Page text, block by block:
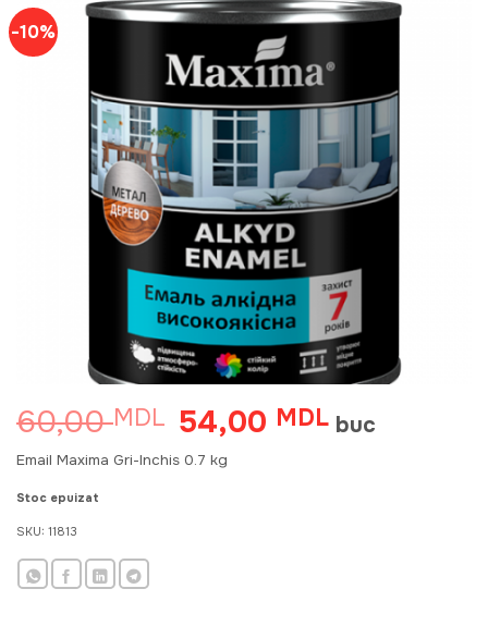
-10%
60,00MDL Prețul
inițial
a
54,00 MDLPrețul
curent
buc
Email Maxima Gri-Inchis 0.7 kg
Stoc epuizat
SKU: 11813